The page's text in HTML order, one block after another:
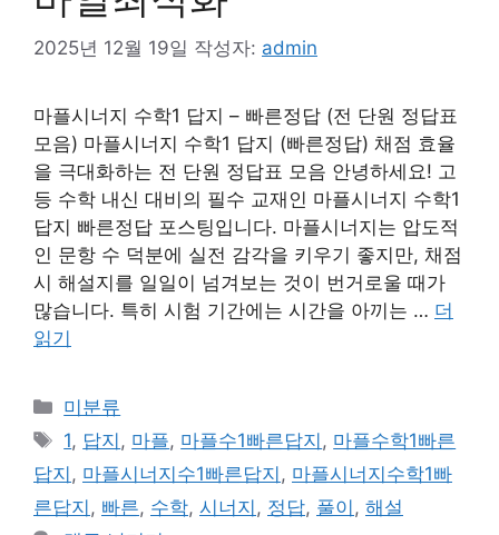
2025년 12월 19일 작성자: admin
마플시너지 수학1 답지 – 빠른정답 (전 단원 정답표
모음) 마플시너지 수학1 답지 (빠른정답) 채점 효율
을 극대화하는 전 단원 정답표 모음 안녕하세요! 고
등 수학 내신 대비의 필수 교재인 마플시너지 수학1
답지 빠른정답 포스팅입니다. 마플시너지는 압도적
인 문항 수 덕분에 실전 감각을 키우기 좋지만, 채점
시 해설지를 일일이 넘겨보는 것이 번거로울 때가
많습니다. 특히 시험 기간에는 시간을 아끼는 … 더
읽기
카
테
고
리
미분류
태
그
1, 답지 , 마플, 마플수1빠른답지 , 마플수학1빠른
답지 , 마플시너지수1빠른답지 , 마플시너지수학1빠
른답지 , 빠른, 수학, 시너지 , 정답, 풀이 , 해설